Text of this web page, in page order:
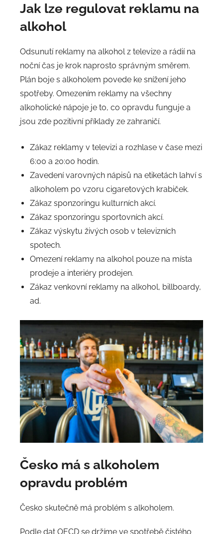
Jak lze regulovat reklamu na
alkohol
Odsunutí reklamy na alkohol z televize a rádií na
noční čas je krok naprosto správným směrem.
Plán boje s alkoholem povede ke snížení jeho
spotřeby. Omezením reklamy na všechny
alkoholické nápoje je to, co opravdu funguje a
jsou zde pozitivní příklady ze zahraničí.
Zákaz reklamy v televizi a rozhlase v čase mezi
6:00 a 20:00 hodin.
Zavedení varovných nápisů na etiketách lahví s
alkoholem po vzoru cigaretových krabiček.
Zákaz sponzoringu kulturních akcí.
Zákaz sponzoringu sportovních akcí.
Zákaz výskytu živých osob v televizních
spotech.
Omezení reklamy na alkohol pouze na místa
prodeje a interiéry prodejen.
Zákaz venkovní reklamy na alkohol, billboardy,
ad.
Česko má s alkoholem
opravdu problém
Česko skutečně má problém s alkoholem.
Podle dat OECD se držíme ve spotřebě čistého